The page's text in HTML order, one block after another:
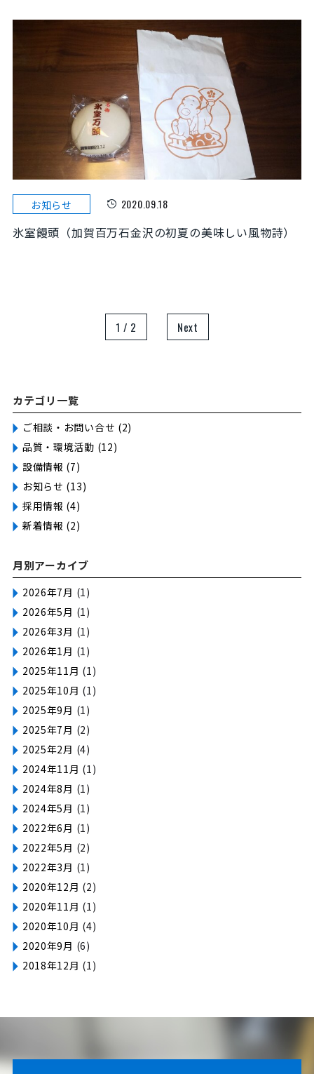
お知らせ 2020.09.18
氷室饅頭（加賀百万石金沢の初夏の美味しい風物詩）
カテゴリ一覧
ご相談・お問い合せ (2)
品質・環境活動 (12)
設備情報 (7)
お知らせ (13)
採用情報 (4)
新着情報 (2)
月別アーカイブ
2026年7月 (1)
2026年5月 (1)
2026年3月 (1)
2026年1月 (1)
2025年11月 (1)
2025年10月 (1)
2025年9月 (1)
2025年7月 (2)
2025年2月 (4)
2024年11月 (1)
2024年8月 (1)
2024年5月 (1)
2022年6月 (1)
2022年5月 (2)
2022年3月 (1)
2020年12月 (2)
2020年11月 (1)
2020年10月 (4)
2020年9月 (6)
2018年12月 (1)
1 / 2 Next